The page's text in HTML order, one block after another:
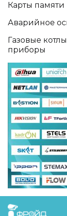
Карты памяти
Аварийное
Газовые
приборы
FreudGroup